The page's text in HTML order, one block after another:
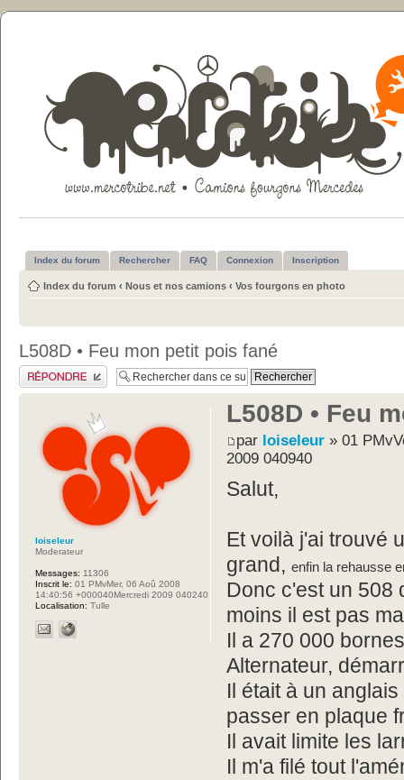
Index du forum Rechercher FAQ Connexion Inscription
Index du forum ‹ Nous et nos camions ‹ Vos fourgons en photo
L508D • Feu mon petit pois fané
Publier une réponse
L508D • Feu
par loiseleur » 01
2009 040940
Salut,
Et voilà j'ai trouvé
grand,enfin la rehausse
Donc c'est un 508
moins il est pas
Il a 270 000
Alternateur,
Il était à un
passer en plaque
Il avait limite les
Il m'a filé tout
loiseleur
Moderateur
Messages: 11306
Inscrit le: 01 PMvMer, 06 Aoû 2008
14:40:56 +000040Mercredi 2009 040240
Localisation: Tulle